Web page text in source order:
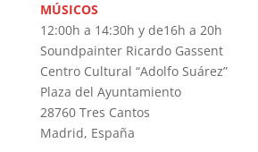
MÚSICOS
12:00h a 14:30h y de16h a 20h
Soundpainter Ricardo Gassent
Centro Cultural “Adolfo Suárez”
Plaza del Ayuntamiento
28760 Tres Cantos
Madrid, España